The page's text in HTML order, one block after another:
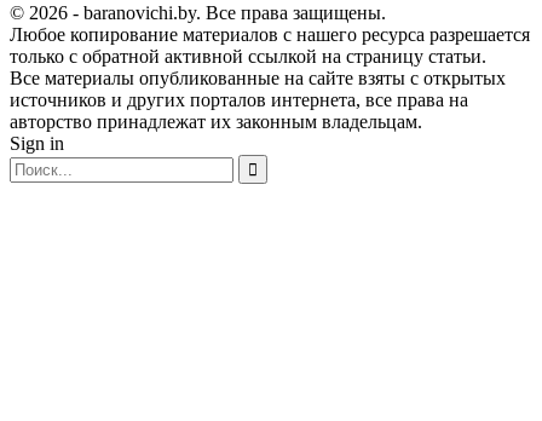
© 2026 - baranovichi.by. Все права защищены.
Любое копирование материалов с нашего ресурса разрешается
только с обратной активной ссылкой на страницу статьи.
Все материалы опубликованные на сайте взяты с открытых
источников и других порталов интернета, все права на
авторство принадлежат их законным владельцам.
Sign in